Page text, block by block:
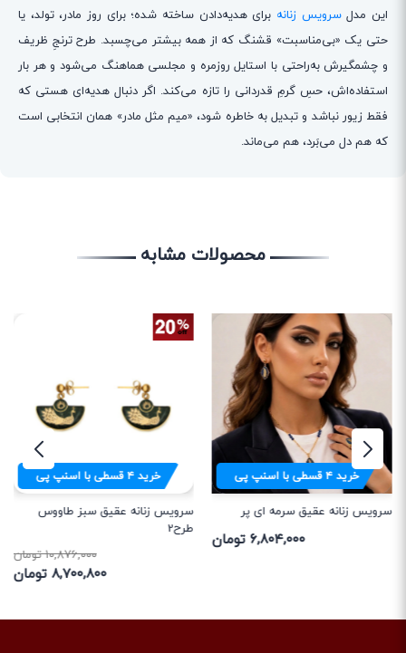
این مدلسرویس زنانه برای هدیه‌دادن ساخته شده؛ برای روز مادر، تولد، یا
حتی یک «بی‌مناسبت» قشنگ که از همه بیشتر می‌چسبد. طرح ترنجِ ظریف
و چشمگیرش به‌راحتی با استایل روزمره و مجلسی هماهنگ می‌شود و هر بار
استفاده‌اش، حسِ گرمِ قدردانی را تازه می‌کند. اگر دنبال هدیه‌ای هستی که
فقط زیور نباشد و تبدیل به خاطره شود، «میم مثل مادر» همان انتخابی است
که هم دل می‌بَرد، هم می‌ماند.
محصولات مشابه
خرید۴قسطی با اسنپ پی
سرویس زنانه عقیق سرمه ای پر
۶,۸۰۴,۰۰۰ تومان
خرید۴قسطی با اسنپ پی
سرویس زنانه عقیق سبز طاووس
طرح2
۱۰,۸۷۶,۰۰۰ تومان
۸,۷۰۰,۸۰۰ تومان